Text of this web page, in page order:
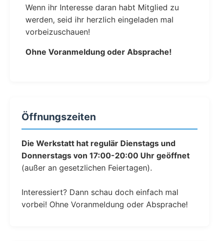
Wenn ihr Interesse daran habt Mitglied zu
werden, seid ihr herzlich eingeladen mal
vorbeizuschauen!
Ohne Voranmeldung oder Absprache!
Öffnungszeiten
Die Werkstatt hat regulär Dienstags und
Donnerstags von 17:00-20:00 Uhr geöffnet
(außer an gesetzlichen Feiertagen).
Interessiert? Dann schau doch einfach mal
vorbei! Ohne Voranmeldung oder Absprache!